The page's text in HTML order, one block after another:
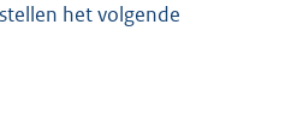
het volgende